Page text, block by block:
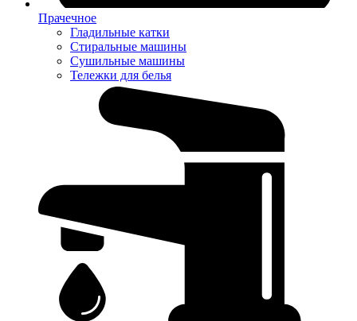
Прачечное
Гладильные катки
Стиральные машины
Сушильные машины
Тележки для белья